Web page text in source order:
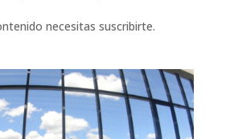
necesitas suscribirte.